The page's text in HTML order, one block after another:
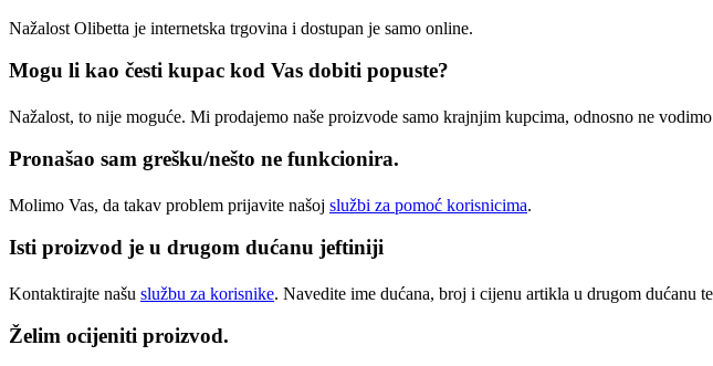
Nažalost Olibetta je internetska trgovina i dostupan je samo online.
Mogu li kao česti kupac kod Vas dobiti popuste?
Nažalost, to nije moguće. Mi prodajemo naše proizvode samo krajnjim kupcima, odnosno ne
Pronašao sam grešku/nešto ne funkcionira.
Molimo Vas, da takav problem prijavite našoj službi za pomoć korisnicima.
Isti proizvod je u drugom dućanu jeftiniji
Kontaktirajte našu službu za korisnike. Navedite ime dućana, broj i cijenu artikla u drugom dućanu
Želim ocijeniti proizvod.